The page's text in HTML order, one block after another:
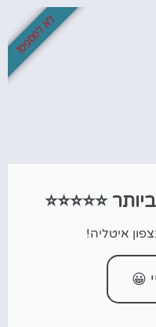
⭐⭐⭐⭐⭐
איטליה!
😀
לא לפספס!